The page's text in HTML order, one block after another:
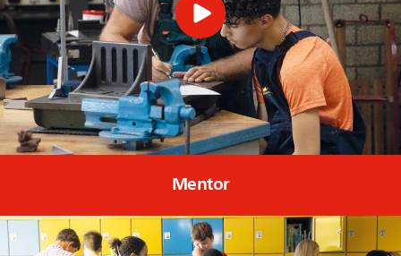
Mentor